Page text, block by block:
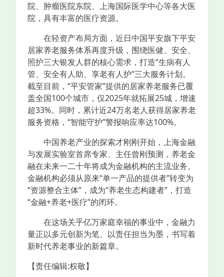
院、肿瘤医院东院、上海国际医学中心等各大医
院，具有丰富的医疗资源。
在轻资产布局方面，近日中国平安旗下平安
居家养老服务体系再度升级，围绕医健、安全、
照护三大银发人群的核心需求，打造“生病有人
管、安全有人助、享老有人护”三大服务计划。
截至目前，“平安管家”提供的居家养老服务已覆
盖全国100个城市，仅2025年就拓展25城，增速
超33%。同时，累计近24万名老人获得居家养老
服务资格，“智能守护”警报响应率达100%。
中国养老产业的探索才刚刚开始，上海金融
与发展实验室首席专家、主任曾刚预测，养老金
融在未来一二十年将成为金融机构的主流业务。
金融机构必须从原来“单一产品的提供者”转变为
“资源整合主体”，成为“养老生态构建者”，打造
“金融+养老+医疗”的闭环。
在这场关乎亿万家庭幸福的事业中，金融力
量正以多元创新为笔、以责任担当为墨，书写着
新时代养老事业的新篇章。
【责任编辑:权敬】